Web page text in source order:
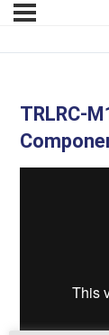
TRLRC-